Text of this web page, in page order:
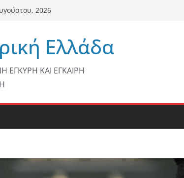
2026
Ελλάδα
ΕΓΚΥΡΗ ΚΑΙ ΕΓΚΑΙΡΗ